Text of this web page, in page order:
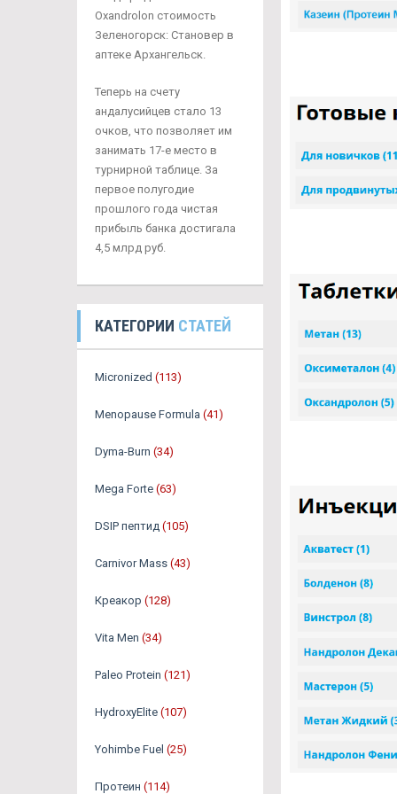
Oxandrolon стоимость
Зеленогорск: Становер в
аптеке Архангельск.
Теперь на счету
андалусийцев стало 13
очков, что позволяет им
занимать 17-е место в
турнирной таблице. За
первое полугодие
прошлого года чистая
прибыль банка достигала
4,5 млрд руб.
КАТЕГОРИИ СТАТЕЙ
Micronized (113)
Menopause Formula (41)
Dyma-Burn (34)
Mega Forte (63)
DSIP пептид (105)
Carnivor Mass (43)
Креакор (128)
Vita Men (34)
Paleo Protein (121)
HydroxyElite (107)
Yohimbe Fuel (25)
Протеин (114)